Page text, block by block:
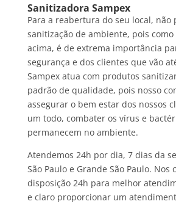
Sanitizadora Sampex
Para a reabertura do seu local, não
sanitização de ambiente, pois
acima, é de extrema importância
segurança e dos clientes que vão
Sampex atua com produtos
padrão de qualidade, pois nosso
assegurar o bem estar dos nossos
um todo, combater os vírus e
permanecem no ambiente.
Atendemos 24h por dia, 7 dias da
São Paulo e Grande São Paulo. Nos
disposição 24h para melhor
e claro proporcionar um